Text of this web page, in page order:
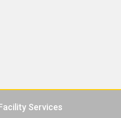
Services